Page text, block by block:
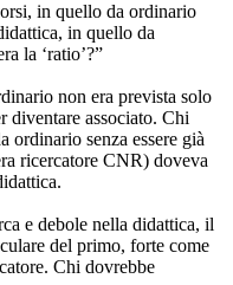
in quello da ordinario
in quello da
la ‘ratio’?”
non era prevista solo
diventare associato. Chi
ordinario senza essere già
ricercatore CNR) doveva
e debole nella didattica, il
del primo, forte come
Chi dovrebbe